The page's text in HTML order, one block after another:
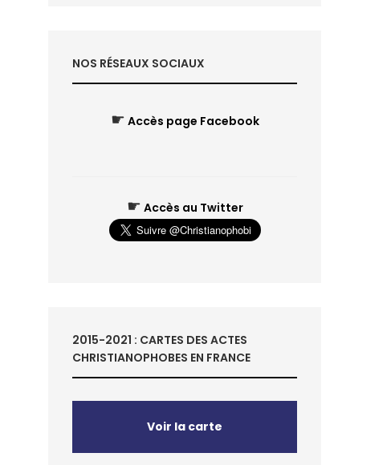
NOS RÉSEAUX SOCIAUX
☛ Accès page Facebook
☛ Accès au Twitter
2015-2021 : CARTES DES ACTES
CHRISTIANOPHOBES EN FRANCE
Voir la carte